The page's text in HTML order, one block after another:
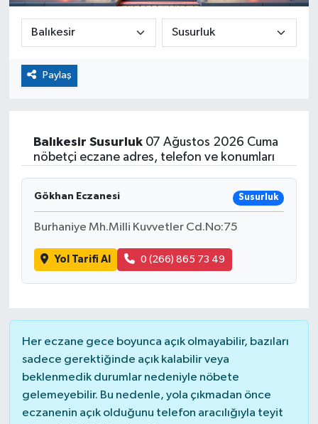
Paylaş
Balıkesir Susurluk07 Ağustos 2026 Cuma
nöbetçi eczane adres, telefon ve konumları
Gökhan Eczanesi Susurluk
Burhaniye Mh.Milli Kuvvetler Cd.No:75
Yol Tarifi Al 0 (266) 865 73 49
Her eczane gece boyunca açık olmayabilir, bazıları
sadece gerektiğinde açık kalabilir veya
beklenmedik durumlar nedeniyle nöbete
gelemeyebilir. Bu nedenle, yola çıkmadan önce
eczanenin açık olduğunu telefon aracılığıyla teyit